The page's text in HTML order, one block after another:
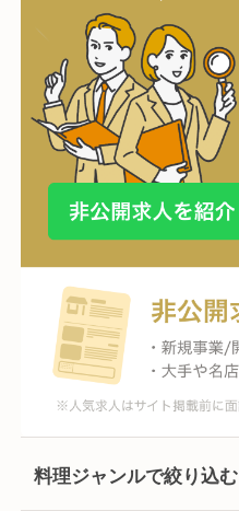
料理ジャンルで絞り込む